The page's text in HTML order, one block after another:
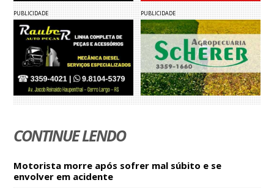
PUBLICIDADE PUBLICIDADE
CONTINUE LENDO
Motorista morre após sofrer mal súbito e se
envolver em acidente